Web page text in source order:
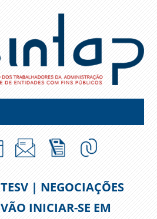
TESV | NEGOCIAÇÕES
VÃO INICIAR-SE EM